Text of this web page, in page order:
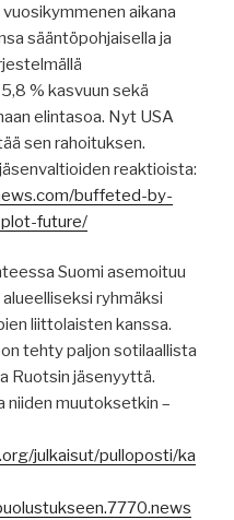
aikana
sääntöpohjaisella ja
% kasvuun sekä
elintasoa. Nyt USA
sen rahoituksen.
reaktioista:
buffeted-by-
future/
Suomi asemoituu
ryhmäksi
liittolaisten kanssa.
tehty paljon sotilaallista
Ruotsin jäsenyyttä.
niiden muutoksetkin –
julkaisut/pulloposti/ka